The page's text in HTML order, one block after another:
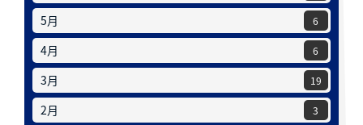
5月 6
4月 6
3月 19
2月 3